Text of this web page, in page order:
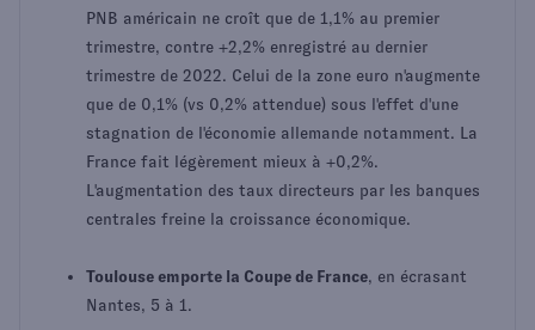
PNB américain ne croît que de 1,1% au premier
trimestre, contre +2,2% enregistré au dernier
trimestre de 2022. Celui de la zone euro n'augmente
que de 0,1% (vs 0,2% attendue) sous l'effet d'une
stagnation de l'économie allemande notamment. La
France fait légèrement mieux à +0,2%.
L'augmentation des taux directeurs par les banques
centrales freine la croissance économique.
Toulouse emporte la Coupe de France, en écrasant
Nantes, 5 à 1.